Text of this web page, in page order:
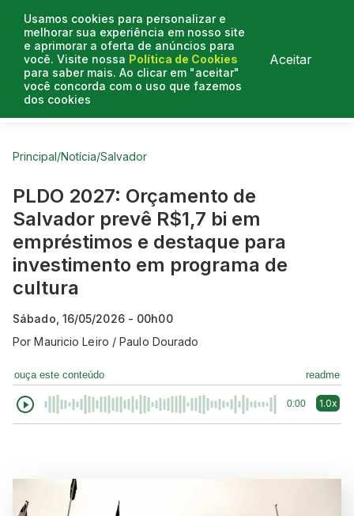
Usamos cookies para personalizar e
melhorar sua experiência em nosso site
e aprimorar a oferta de anúncios para
você. Visite nossa Política de Cookies
para saber mais. Ao clicar em "aceitar"
você concorda com o uso que fazemos
dos cookies
Aceitar
Curtas do Poder
Principal/Notícia/Salvador
PLDO 2027: Orçamento de
Salvador prevê R$1,7 bi em
empréstimos e destaque para
investimento em programa de
cultura
Sábado, 16/05/2026 - 00h00
PorMauricio Leiro / Paulo Dourado
ouça este conteúdo readme
0:00 1.0x